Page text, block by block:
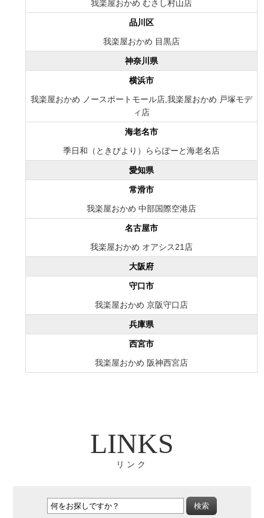
我楽屋おかめ むさし村山店
品川区
我楽屋おかめ 目黒店
神奈川県
横浜市
我楽屋おかめ ノースポートモール店,我楽屋おかめ 戸塚モデ
ィ店
海老名市
季日和（ときびより）ららぽーと海老名店
愛知県
常滑市
我楽屋おかめ 中部国際空港店
名古屋市
我楽屋おかめ オアシス21店
大阪府
守口市
我楽屋おかめ 京阪守口店
兵庫県
西宮市
我楽屋おかめ 阪神西宮店
LINKS
リンク